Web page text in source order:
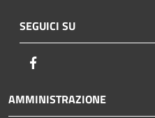
SEGUICI SU
AMMINISTRAZIONE